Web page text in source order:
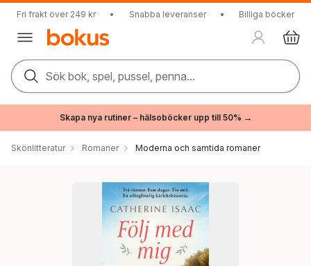
Fri frakt över 249 kr • Snabba leveranser • Billiga böcker
Sök bok, spel, pussel, penna...
Skapa nya rutiner – hälsoböcker upp till 50% →
Skönlitteratur Romaner Moderna och samtida romaner